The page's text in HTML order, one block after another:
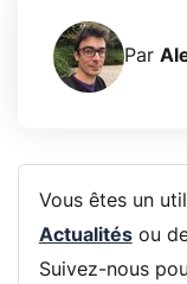
Par
Vous êtes un
Actualitésou
Suivez-nous